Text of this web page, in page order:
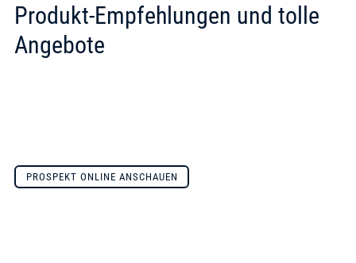
Produkt-Empfehlungen und tolle
Angebote
PROSPEKT ONLINE ANSCHAUEN